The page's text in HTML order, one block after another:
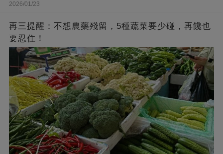
2026/01/23
再三提醒：不想農藥殘留，5種蔬菜要少碰，再饞也
要忍住！